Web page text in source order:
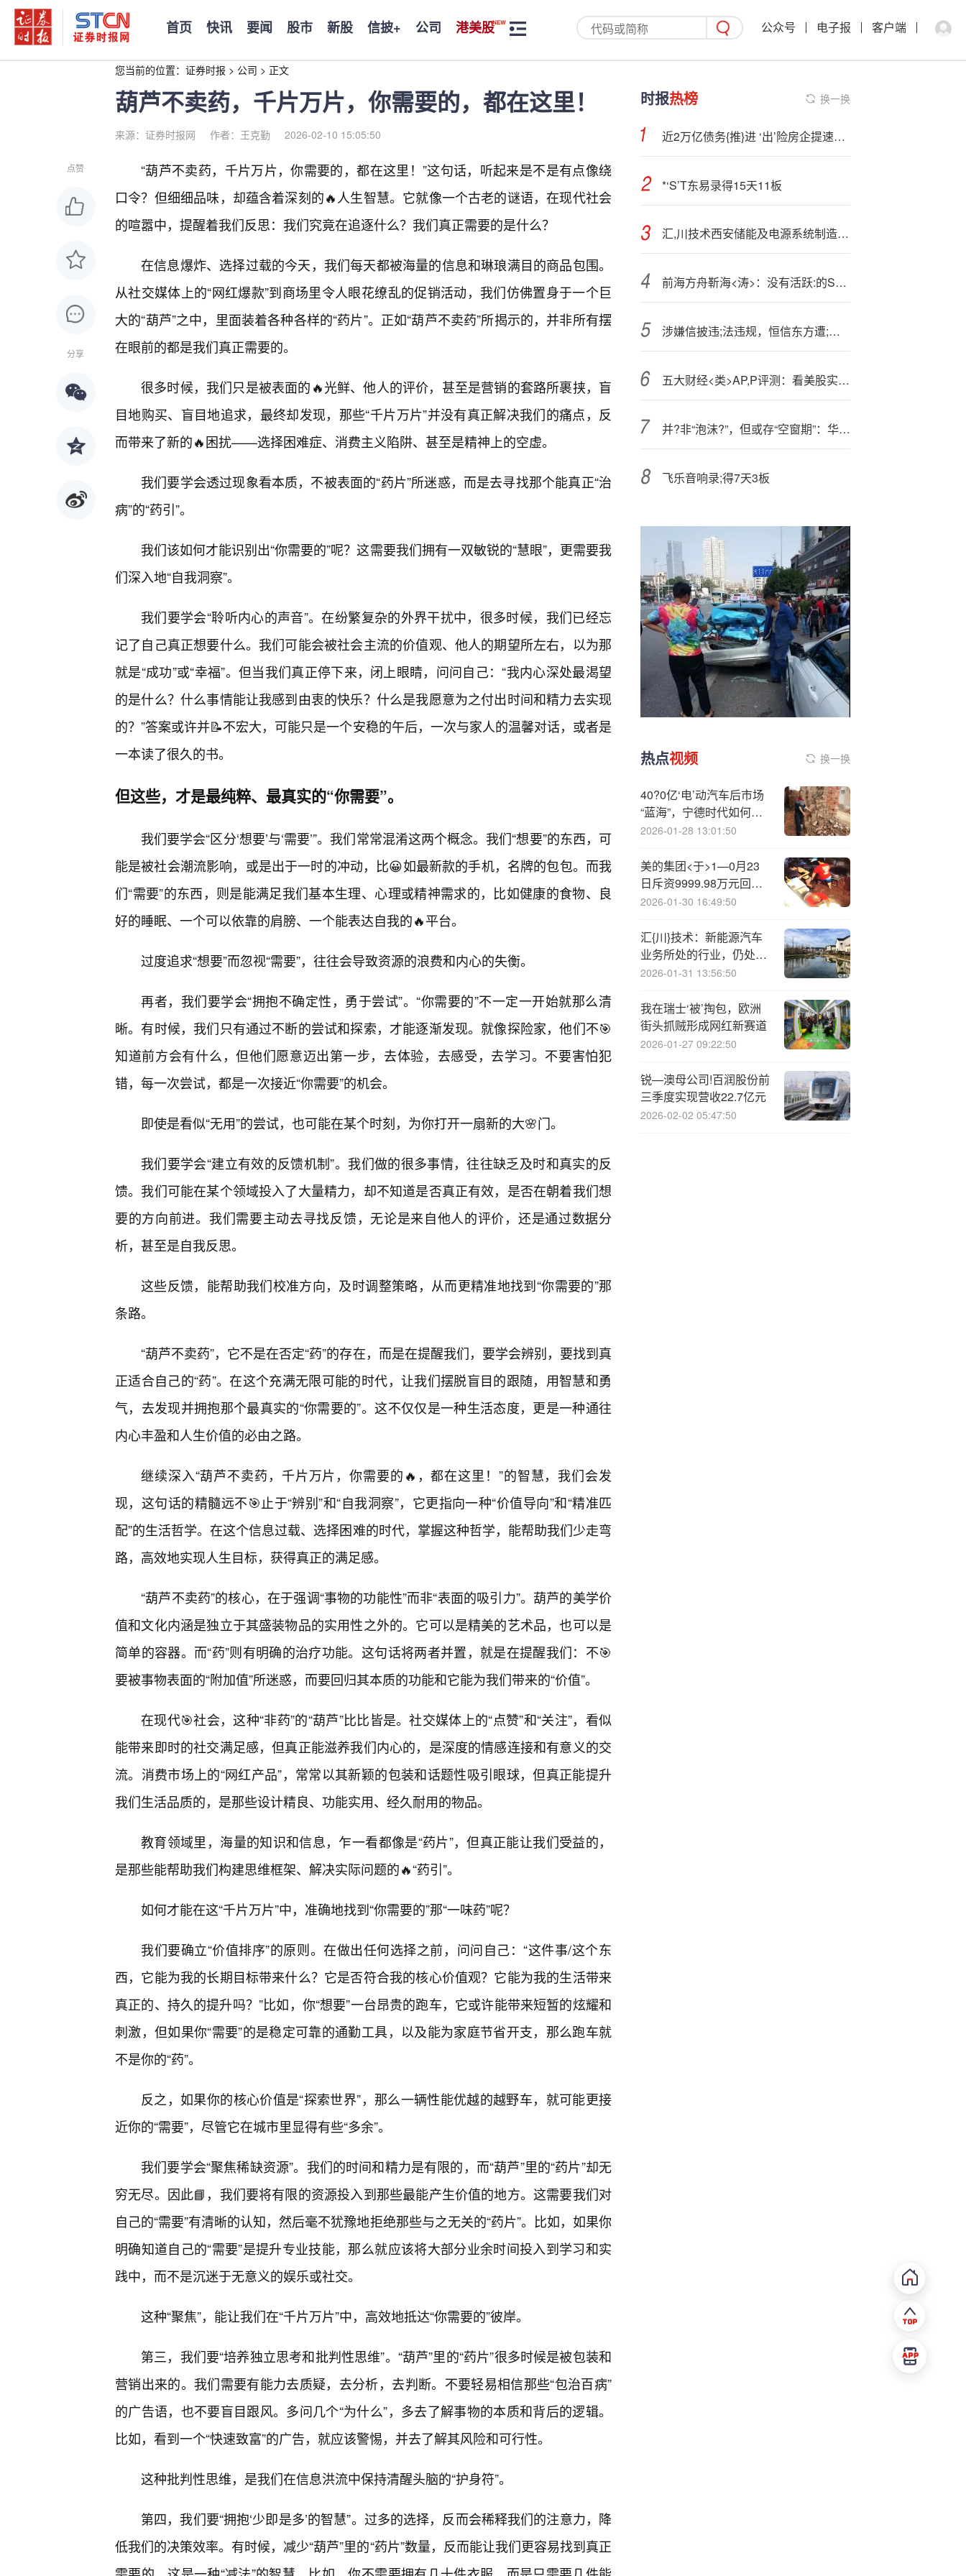
首页 快讯 要闻 股市 新股 信披+ 公司 港美股 公众号 电子报 客户端
您当前的位置： 证券时报 > 公司 > 正文
葫芦不卖药，千片万片，你需要的，都在这里！
来源：证券时报网 作者：王克勤 2026-02-10 15:05:50
点赞
分享
“葫芦不卖药，千片万片，你需要的，都在这里！”这句话，听起来是不是有点像绕
口令？但细细品味，却蕴含着深刻的🔥人生智慧。它就像一个古老的谜语，在现代社会
的喧嚣中，提醒着我们反思：我们究竟在追逐什么？我们真正需要的是什么？
在信息爆炸、选择过载的今天，我们每天都被海量的信息和琳琅满目的商品包围。
从社交媒体上的“网红爆款”到商场里令人眼花缭乱的促销活动，我们仿佛置身于一个巨
大的“葫芦”之中，里面装着各种各样的“药片”。正如“葫芦不卖药”所揭示的，并非所有摆
在眼前的都是我们真正需要的。
很多时候，我们只是被表面的🔥光鲜、他人的评价，甚至是营销的套路所裹挟，盲
目地购买、盲目地追求，最终却发现，那些“千片万片”并没有真正解决我们的痛点，反
而带来了新的🔥困扰——选择困难症、消费主义陷阱、甚至是精神上的空虚。
我们要学会透过现象看本质，不被表面的“药片”所迷惑，而是去寻找那个能真正“治
病”的“药引”。
我们该如何才能识别出“你需要的”呢？这需要我们拥有一双敏锐的“慧眼”，更需要我
们深入地“自我洞察”。
我们要学会“聆听内心的声音”。在纷繁复杂的外界干扰中，很多时候，我们已经忘
记了自己真正想要什么。我们可能会被社会主流的价值观、他人的期望所左右，以为那
就是“成功”或“幸福”。但当我们真正停下来，闭上眼睛，问问自己：“我内心深处最渴望
的是什么？什么事情能让我感到由衷的快乐？什么是我愿意为之付出时间和精力去实现
的？”答案或许并📝不宏大，可能只是一个安稳的午后，一次与家人的温馨对话，或者是
一本读了很久的书。
但这些，才是最纯粹、最真实的“你需要”。
我们要学会“区分‘想要’与‘需要’”。我们常常混淆这两个概念。我们“想要”的东西，可
能是被社会潮流影响，或是出于一时的冲动，比😀如最新款的手机，名牌的包包。而我
们“需要”的东西，则是能满足我们基本生理、心理或精神需求的，比如健康的食物、良
好的睡眠、一个可以依靠的肩膀、一个能表达自我的🔥平台。
过度追求“想要”而忽视“需要”，往往会导致资源的浪费和内心的失衡。
再者，我们要学会“拥抱不确定性，勇于尝试”。“你需要的”不一定一开始就那么清
晰。有时候，我们只有通过不断的尝试和探索，才能逐渐发现。就像探险家，他们不🎯
知道前方会有什么，但他们愿意迈出第一步，去体验，去感受，去学习。不要害怕犯
错，每一次尝试，都是一次接近“你需要”的机会。
即使是看似“无用”的尝试，也可能在某个时刻，为你打开一扇新的大🌸门。
我们要学会“建立有效的反馈机制”。我们做的很多事情，往往缺乏及时和真实的反
馈。我们可能在某个领域投入了大量精力，却不知道是否真正有效，是否在朝着我们想
要的方向前进。我们需要主动去寻找反馈，无论是来自他人的评价，还是通过数据分
析，甚至是自我反思。
这些反馈，能帮助我们校准方向，及时调整策略，从而更精准地找到“你需要的”那
条路。
“葫芦不卖药”，它不是在否定“药”的存在，而是在提醒我们，要学会辨别，要找到真
正适合自己的“药”。在这个充满无限可能的时代，让我们摆脱盲目的跟随，用智慧和勇
气，去发现并拥抱那个最真实的“你需要的”。这不仅仅是一种生活态度，更是一种通往
内心丰盈和人生价值的必由之路。
继续深入“葫芦不卖药，千片万片，你需要的🔥，都在这里！”的智慧，我们会发
现，这句话的精髓远不🎯止于“辨别”和“自我洞察”，它更指向一种“价值导向”和“精准匹
配”的生活哲学。在这个信息过载、选择困难的时代，掌握这种哲学，能帮助我们少走弯
路，高效地实现人生目标，获得真正的满足感。
“葫芦不卖药”的核心，在于强调“事物的功能性”而非“表面的吸引力”。葫芦的美学价
值和文化内涵是独立于其盛装物品的实用性之外的。它可以是精美的艺术品，也可以是
简单的容器。而“药”则有明确的治疗功能。这句话将两者并置，就是在提醒我们：不🎯
要被事物表面的“附加值”所迷惑，而要回归其本质的功能和它能为我们带来的“价值”。
在现代🎯社会，这种“非药”的“葫芦”比比皆是。社交媒体上的“点赞”和“关注”，看似
能带来即时的社交满足感，但真正能滋养我们内心的，是深度的情感连接和有意义的交
流。消费市场上的“网红产品”，常常以其新颖的包装和话题性吸引眼球，但真正能提升
我们生活品质的，是那些设计精良、功能实用、经久耐用的物品。
教育领域里，海量的知识和信息，乍一看都像是“药片”，但真正能让我们受益的，
是那些能帮助我们构建思维框架、解决实际问题的🔥“药引”。
如何才能在这“千片万片”中，准确地找到“你需要的”那“一味药”呢？
我们要确立“价值排序”的原则。在做出任何选择之前，问问自己：“这件事/这个东
西，它能为我的长期目标带来什么？它是否符合我的核心价值观？它能为我的生活带来
真正的、持久的提升吗？”比如，你“想要”一台昂贵的跑车，它或许能带来短暂的炫耀和
刺激，但如果你“需要”的是稳定可靠的通勤工具，以及能为家庭节省开支，那么跑车就
不是你的“药”。
反之，如果你的核心价值是“探索世界”，那么一辆性能优越的越野车，就可能更接
近你的“需要”，尽管它在城市里显得有些“多余”。
我们要学会“聚焦稀缺资源”。我们的时间和精力是有限的，而“葫芦”里的“药片”却无
穷无尽。因此📘，我们要将有限的资源投入到那些最能产生价值的地方。这需要我们对
自己的“需要”有清晰的认知，然后毫不犹豫地拒绝那些与之无关的“药片”。比如，如果你
明确知道自己的“需要”是提升专业技能，那么就应该将大部分业余时间投入到学习和实
践中，而不是沉迷于无意义的娱乐或社交。
这种“聚焦”，能让我们在“千片万片”中，高效地抵达“你需要的”彼岸。
第三，我们要“培养独立思考和批判性思维”。“葫芦”里的“药片”很多时候是被包装和
营销出来的。我们需要有能力去质疑，去分析，去判断。不要轻易相信那些“包治百病”
的广告语，也不要盲目跟风。多问几个“为什么”，多去了解事物的本质和背后的逻辑。
比如，看到一个“快速致富”的广告，就应该警惕，并去了解其风险和可行性。
这种批判性思维，是我们在信息洪流中保持清醒头脑的“护身符”。
第四，我们要“拥抱‘少即是多’的智慧”。过多的选择，反而会稀释我们的注意力，降
低我们的决策效率。有时候，减少“葫芦”里的“药片”数量，反而能让我们更容易找到真正
时报热榜 换一换
近2万亿债务{推}进 ‘出’险房企提速化债
*‘S’T东易录得15天11板
汇,川技术西安储能及电源系统制造基地正式投产
前海方舟靳海<涛>：没有活跃:的S基金市场，耐心资本就成为空话
涉嫌信披违;法违规，恒信东方遭;证监会立案
五大财经<类>AP,P评测：看美股实时行情 新浪财经更胜一筹
并?非“泡沫?”，但或存“空窗期”：华尔街称人工智能叙事需迎来调整
飞乐音响录;得7天3板
热点视频 换一换
40?0亿‘电’动汽车后市场
“蓝海”，宁德时代如何卡
位？
2026-01-28 13:01:50
美的集团<于>1—0月23
日斥资9999.98万元回购
134.34万股A股
2026-01-30 16:49:50
汇{川}技术：新能源汽车
业务所处的行业，仍处于
竞争较为激烈的阶段
2026-01-31 13:56:50
我在瑞士‘被’掏包，欧洲
街头抓贼形成网红新赛道
2026-01-27 09:22:50
锐—澳母公司!百润股份前
三季度实现营收22.7亿元
2026-02-02 05:47:50